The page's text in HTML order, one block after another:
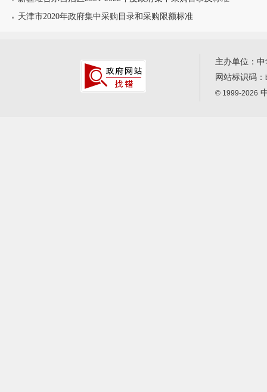
天津市2020年政府集中采购目录和采购限额标准
主办单位：
网站标识码：
© 1999-2026